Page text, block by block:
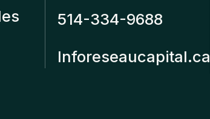
514-334-9688
Inforeseaucapital.ca